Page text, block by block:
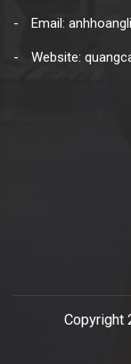
Email:
Website:
Copyright